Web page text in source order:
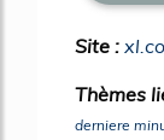
Site :
Thèmes
derniere